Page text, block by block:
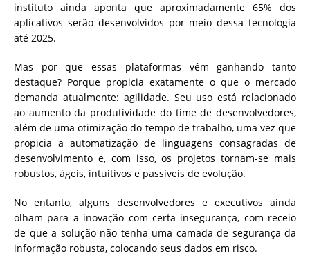
instituto ainda aponta que aproximadamente 65% dos
aplicativos serão desenvolvidos por meio dessa tecnologia
até 2025.
Mas por que essas plataformas vêm ganhando tanto
destaque? Porque propicia exatamente o que o mercado
demanda atualmente: agilidade. Seu uso está relacionado
ao aumento da produtividade do time de desenvolvedores,
além de uma otimização do tempo de trabalho, uma vez que
propicia a automatização de linguagens consagradas de
desenvolvimento e, com isso, os projetos tornam-se mais
robustos, ágeis, intuitivos e passíveis de evolução.
No entanto, alguns desenvolvedores e executivos ainda
olham para a inovação com certa insegurança, com receio
de que a solução não tenha uma camada de segurança da
informação robusta, colocando seus dados em risco.